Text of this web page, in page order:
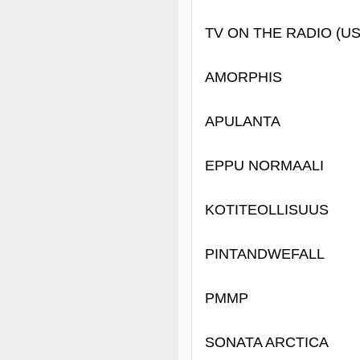
TV ON THE RADIO
AMORPHIS
APULANTA
EPPU NORMAALI
KOTITEOLLISUUS
PINTANDWEFALL
PMMP
SONATA ARCTICA